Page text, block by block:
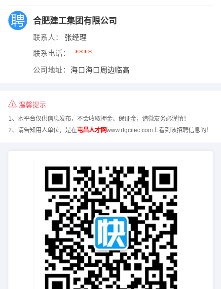
合肥建工集团有限公司
联系人： 张经理
联系电话： ****
公司地址： 海口海口周边临高
温馨提示
1、本平台仅供信息发布，不会收取押金、保证金，请微友务必谨慎！
2、请告知用人单位，是在屯昌人才网www.dgcitec.com上看到该招聘信息的！